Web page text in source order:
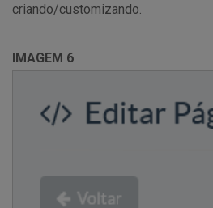
criando/customizando.
IMAGEM 6